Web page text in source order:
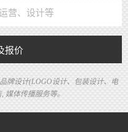
报价
牌设计(LOGO设计、包装设计、电
媒体传播服务等。